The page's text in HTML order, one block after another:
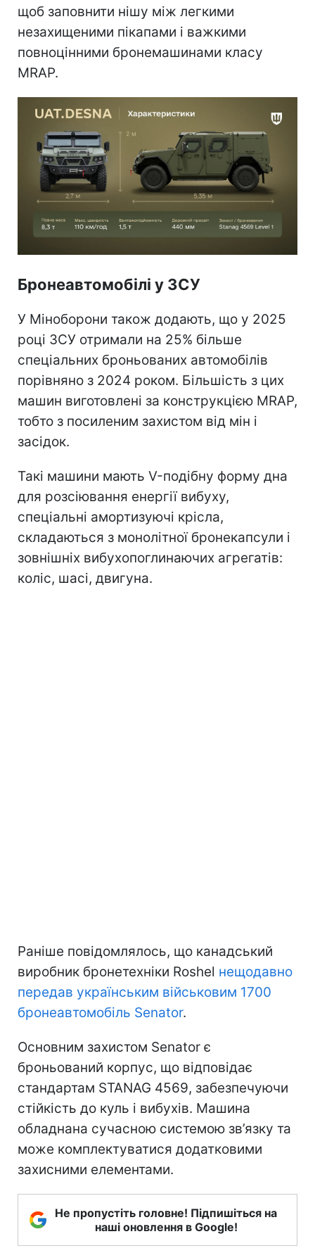
щоб заповнити нішу між легкими
незахищеними пікапами і важкими
повноцінними бронемашинами класу
MRAP.
Бронеавтомобілі у ЗСУ
У Міноборони також додають, що у 2025
році ЗСУ отримали на 25% більше
спеціальних броньованих автомобілів
порівняно з 2024 роком. Більшість з цих
машин виготовлені за конструкцією MRAP,
тобто з посиленим захистом від мін і
засідок.
Такі машини мають V-подібну форму дна
для розсіювання енергії вибуху,
спеціальні амортизуючі крісла,
складаються з монолітної бронекапсули і
зовнішніх вибухопоглинаючих агрегатів:
коліс, шасі, двигуна.
Раніше повідомлялось, що канадський
виробник бронетехніки Roshel нещодавно
передав українським військовим 1700
бронеавтомобіль Senator.
Основним захистом Senator є
броньований корпус, що відповідає
стандартам STANAG 4569, забезпечуючи
стійкість до куль і вибухів. Машина
обладнана сучасною системою зв’язку та
може комплектуватися додатковими
захисними елементами.
Не пропустіть головне! Підпишіться на
наші оновлення в Google!